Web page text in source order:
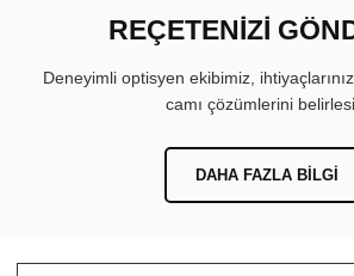
REÇETENİZİ
Deneyimli optisyen ekibimiz,
camı çözümlerini
DAHA FAZLA BILGI